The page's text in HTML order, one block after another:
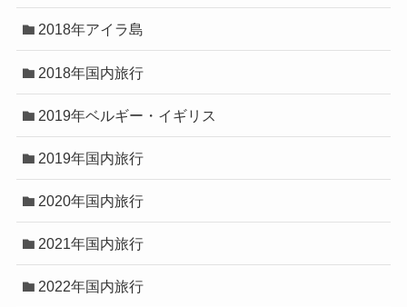
2018年アイラ島
2018年国内旅行
2019年ベルギー・イギリス
2019年国内旅行
2020年国内旅行
2021年国内旅行
2022年国内旅行